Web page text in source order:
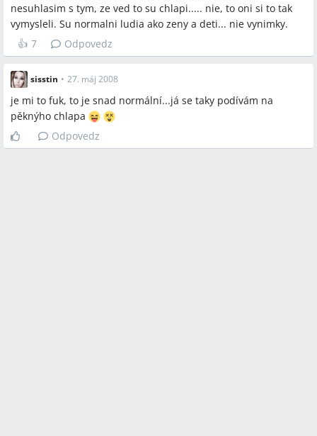
nesuhlasim s tym, ze ved to su chlapi..... nie, to oni si to tak
vymysleli. Su normalni ludia ako zeny a deti... nie vynimky.
👍 7 Odpovedz
sisstin • 27. máj 2008
je mi to fuk, to je snad normální...já se taky podívám na
pěknýho chlapa
Odpovedz